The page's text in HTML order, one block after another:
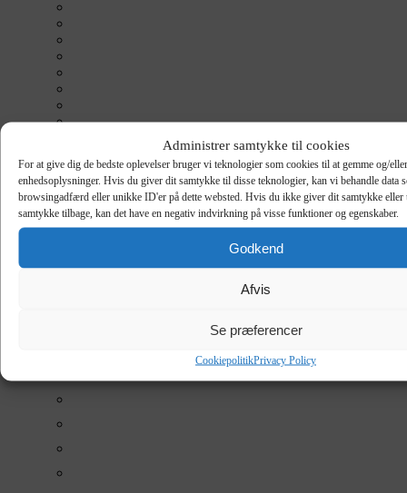
Administrer samtykke til cookies
For at give dig de bedste oplevelser bruger vi teknologier som cookies til at gemme og/
enhedsoplysninger. Hvis du giver dit samtykke til disse teknologier, kan vi behandle data
browsingadfærd eller unikke ID'er på dette websted. Hvis du ikke giver dit samtykke
samtykke tilbage, kan det have en negativ indvirkning på visse funktioner og egenskaber.
Godkend
Afvis
Se præferencer
CookiepolitikPrivacy Policy